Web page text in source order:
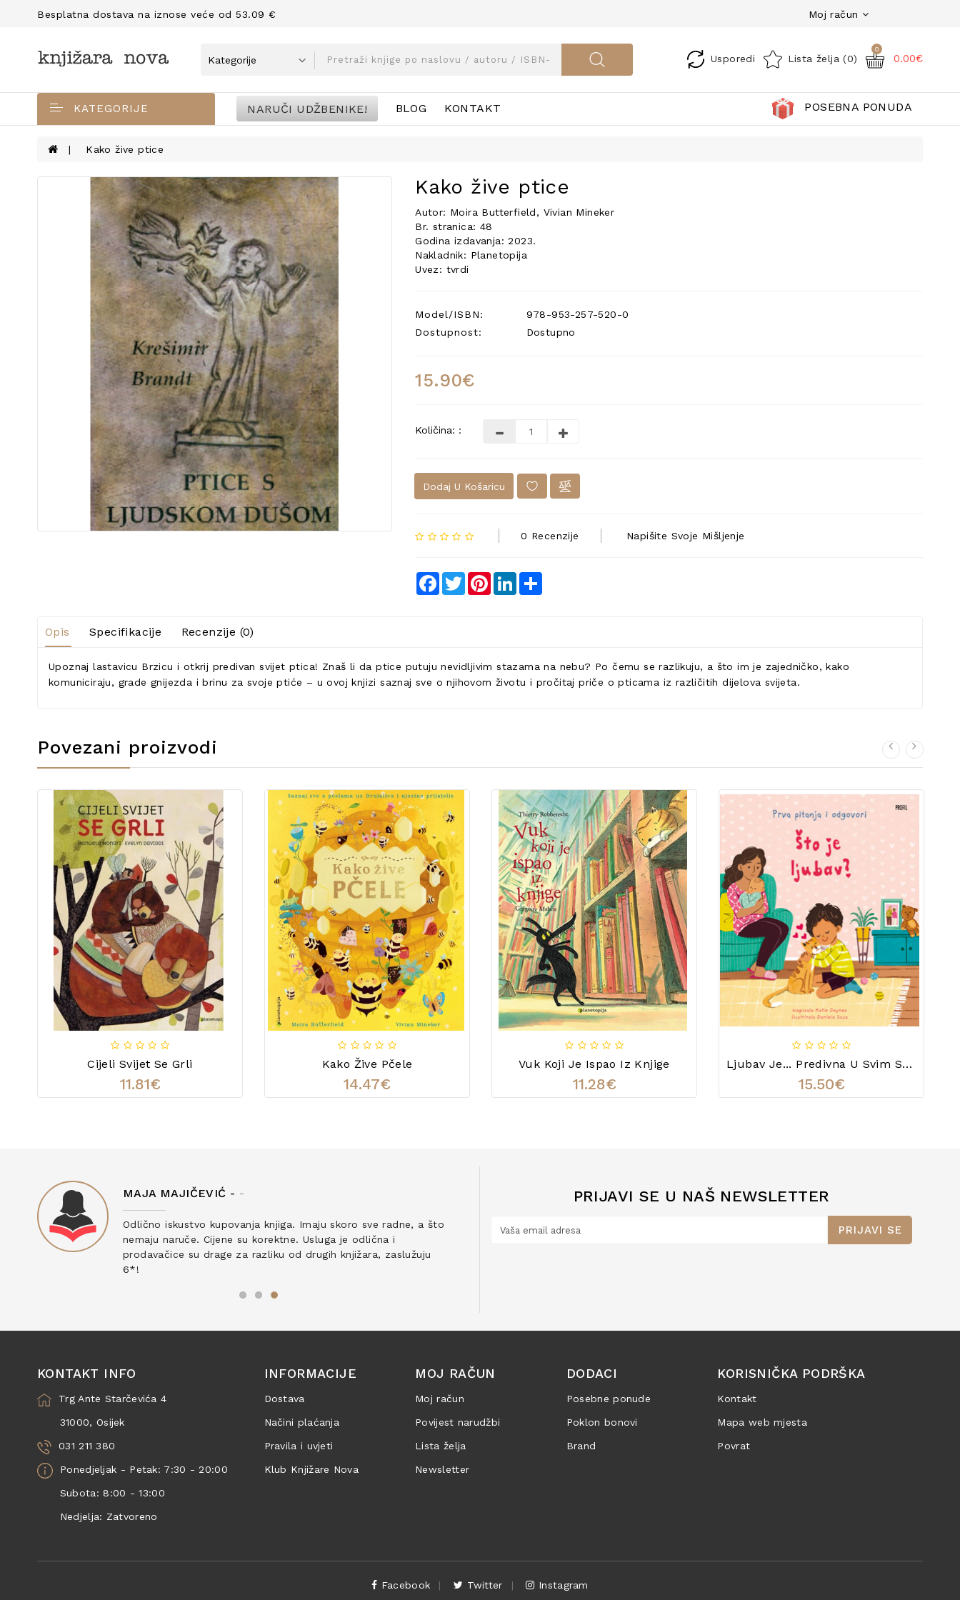
Besplatna dostava na iznose veće od 53.09 € Moj račun
Usporedi Lista želja (0)
0
0.00€
KATEGORIJE NARUČI UDŽBENIKE! BLOG KONTAKT POSEBNA PONUDA
Kako žive ptice
Kako žive ptice
Autor: Moira Butterfield, Vivian Mineker
Br. stranica: 48
Godina izdavanja: 2023.
Nakladnik: Planetopija
Uvez: tvrdi
Model/ISBN:
978-953-257-520-0
Dostupnost:
Dostupno
15.90€
Količina: :
Dodaj U Košaricu
0 Recenzije Napišite Svoje Mišljenje
Facebook
TwitterPinterestLinkedIn
Opis Specifikacije Recenzije (0)
Upoznaj lastavicu Brzicu i otkrij predivan svijet ptica! Znaš li da ptice putuju nevidljivim stazama na nebu? Po čemu se razlikuju, a što im je zajedničko, kako
komuniciraju, grade gnijezda i brinu za svoje ptiće – u ovoj knjizi saznaj sve o njihovom životu i pročitaj priče o pticama iz različitih dijelova svijeta.
Povezani proizvodi
Cijeli Svijet Se Grli
11.81€
Kako Žive Pčele
14.47€
Vuk Koji Je Ispao Iz Knjige
11.28€
Ljubav Je... Predivna U Svim Svojim Oblicima
15.50€
MAJA MAJIČEVIĆ - -
Odlično iskustvo kupovanja knjiga. Imaju skoro sve radne, a što
nemaju naruče. Cijene su korektne. Usluga je odlična i
prodavačice su drage za razliku od drugih knjižara, zaslužuju
6*!
PRIJAVI SE U NAŠ NEWSLETTER
PRIJAVI SE
KONTAKT INFO
Trg Ante Starčevića 4
31000, Osijek
031 211 380
Ponedjeljak - Petak: 7:30 - 20:00
Subota: 8:00 - 13:00
Nedjelja: Zatvoreno
INFORMACIJE
Dostava
Načini plaćanja
Pravila i uvjeti
Klub Knjižare Nova
MOJ RAČUN
Moj račun
Povijest narudžbi
Lista želja
Newsletter
DODACI
Posebne ponude
Poklon bonovi
Brand
KORISNIČKA PODRŠKA
Kontakt
Mapa web mjesta
Povrat
Facebook Twitter Instagram